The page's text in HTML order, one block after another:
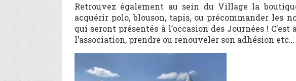
Retrouvez également au sein du Village la
acquérir polo, blouson, tapis, ou précommander les
qui seront présentés à l’occasion des Journées !
l’association, prendre ou renouveler son adhésion etc…